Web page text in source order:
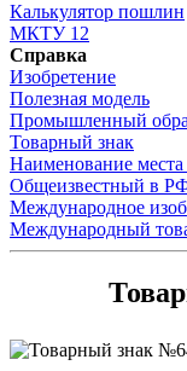
Калькулятор пошлин
МКТУ 12
Справка
Изобретение
Полезная модель
Промышленный
Товарный знак
Наименование
Общеизвестный в
Международное
Международный